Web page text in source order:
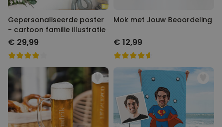
Gepersonaliseerde poster -
cartoon familie illustratie
€ 29,99
Mok met Jouw Beoordeling
€ 12,99